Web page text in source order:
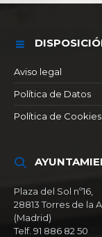
Aviso legal
Política de Datos
Política de Cookies
Plaza del Sol nº16,
28813 Torres de la
(Madrid)
Telf. 91 886 82 50